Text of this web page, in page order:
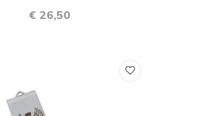
€ 26,50